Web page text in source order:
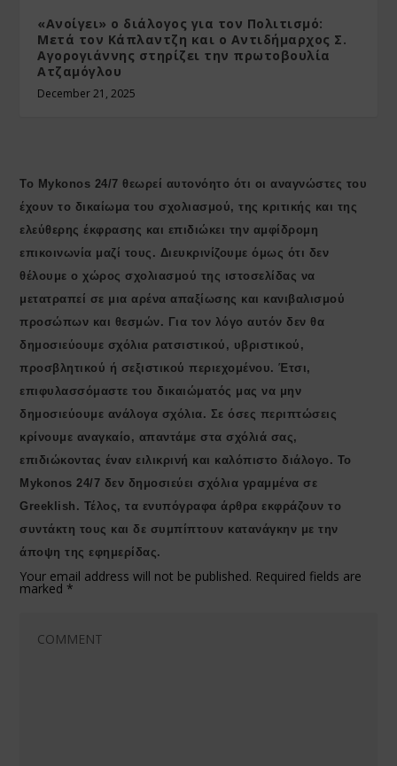
«Ανοίγει» ο διάλογος για τον Πολιτισμό:
Μετά τον Κάπλαντζη και ο Αντιδήμαρχος Σ.
Αγορογιάννης στηρίζει την πρωτοβουλία
Ατζαμόγλου
December 21, 2025
Το Mykonos 24/7 θεωρεί αυτονόητο ότι οι αναγνώστες του
έχουν το δικαίωμα του σχολιασμού, της κριτικής και της
ελεύθερης έκφρασης και επιδιώκει την αμφίδρομη
επικοινωνία μαζί τους. Διευκρινίζουμε όμως ότι δεν
θέλουμε ο χώρος σχολιασμού της ιστοσελίδας να
μετατραπεί σε μια αρένα απαξίωσης και κανιβαλισμού
προσώπων και θεσμών. Για τον λόγο αυτόν δεν θα
δημοσιεύουμε σχόλια ρατσιστικού, υβριστικού,
προσβλητικού ή σεξιστικού περιεχομένου. Έτσι,
επιφυλασσόμαστε του δικαιώματός μας να μην
δημοσιεύουμε ανάλογα σχόλια. Σε όσες περιπτώσεις
κρίνουμε αναγκαίο, απαντάμε στα σχόλιά σας,
επιδιώκοντας έναν ειλικρινή και καλόπιστο διάλογο. Το
Μykonos 24/7 δεν δημοσιεύει σχόλια γραμμένα σε
Greeklish. Τέλος, τα ενυπόγραφα άρθρα εκφράζουν το
συντάκτη τους και δε συμπίπτουν κατανάγκην με την
άποψη της εφημερίδας.
Your email address will not be published. Required fields are
marked *